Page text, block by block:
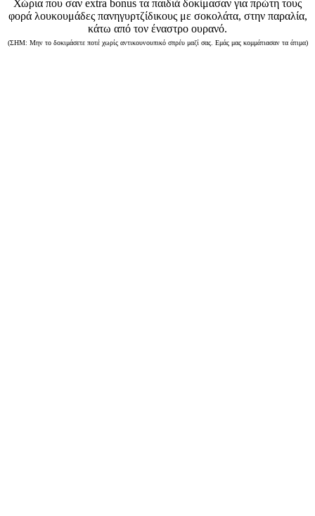
Χώρια που σαν extra bonus τα παιδιά δοκίμασαν για πρώτη τους
φορά λουκουμάδες πανηγυρτζίδικους με σοκολάτα, στην παραλία,
κάτω από τον έναστρο ουρανό.
(ΣΗΜ: Μην το δοκιμάσετε ποτέ χωρίς αντικουνουπικό σπρέυ μαζί σας. Εμάς μας κομμάτιασαν τα άτιμα)